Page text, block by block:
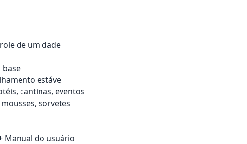
de umidade
base
estável
cantinas, eventos
sorvetes
Manual do usuário